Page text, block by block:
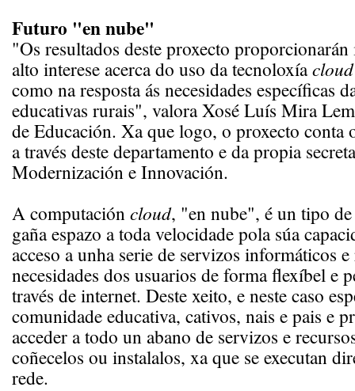
Futuro "en nube"
"Os resultados deste proxecto
alto interese acerca do uso da tecnoloxíacloud
como na resposta ás necesidades específicas
educativas rurais", valora Xosé Luís Mira
de Educación. Xa que logo, o proxecto conta
a través deste departamento e da propia
Modernización e Innovación.
A computacióncloud, "en nube", é un tipo
gaña espazo a toda velocidade pola súa
acceso a unha serie de servizos informáticos
necesidades dos usuarios de forma flexíbel e
través de internet. Deste xeito, e neste caso
comunidade educativa, cativos, nais e pais e
acceder a todo un abano de servizos e
coñecelos ou instalalos, xa que se executan
rede.